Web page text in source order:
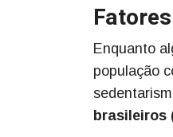
Enquanto
população
brasileiros